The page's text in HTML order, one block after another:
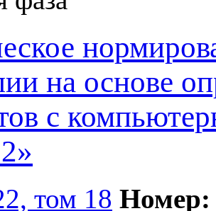
на основе
с
том 18 Номер: